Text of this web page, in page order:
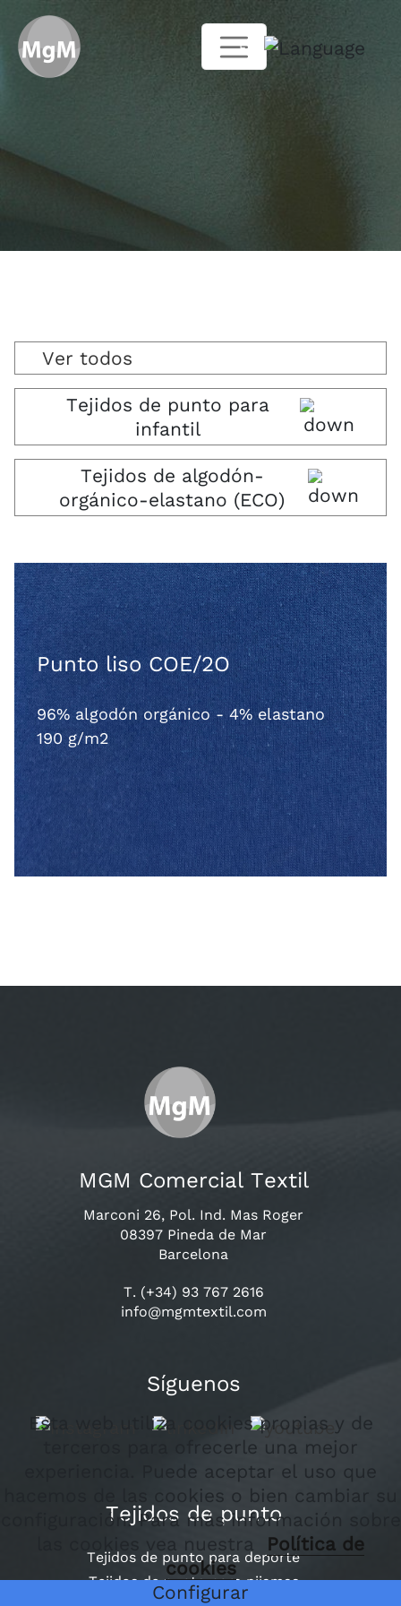
ES
Ver todos
Tejidos de punto para
infantil
Tejidos de algodón-
orgánico-elastano (ECO)
Punto liso COE/2O
96% algodón orgánico - 4% elastano
190 g/m2
MGM Comercial Textil
Marconi 26, Pol. Ind. Mas Roger
08397 Pineda de Mar
Barcelona
T. (+34) 93 767 2616
info@mgmtextil.com
Síguenos
Tejidos de punto
Tejidos de punto para deporte
Tejidos de punto para pijamas
Esta web utiliza cookies propias y de
terceros para ofrecerle una mejor
experiencia. Puede aceptar el uso que
hacemos de las cookies o bien cambiar su
configuración. Para más información sobre
las cookies vea nuestra Política de
cookies
Configurar